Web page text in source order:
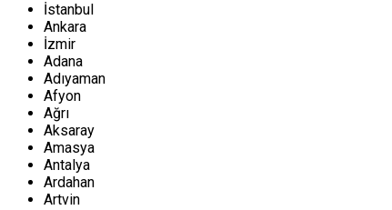
İstanbul
Ankara
İzmir
Adana
Adıyaman
Afyon
Ağrı
Aksaray
Amasya
Antalya
Ardahan
Artvin